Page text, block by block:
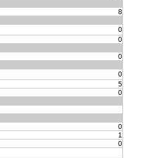
8
0
0
0
0
5
0
0
1
0